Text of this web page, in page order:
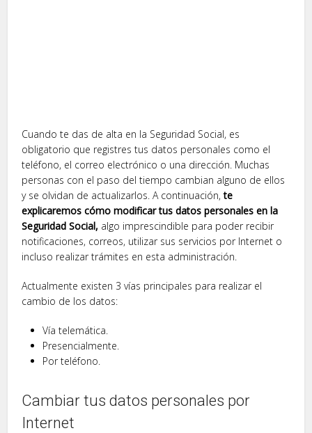
Cuando te das de alta en la Seguridad Social, es
obligatorio que registres tus datos personales como el
teléfono, el correo electrónico o una dirección. Muchas
personas con el paso del tiempo cambian alguno de ellos
y se olvidan de actualizarlos. A continuación,te
explicaremos cómo modificar tus datos personales en la
Seguridad Social, algo imprescindible para poder recibir
notificaciones, correos, utilizar sus servicios por Internet o
incluso realizar trámites en esta administración.
Actualmente existen 3 vías principales para realizar el
cambio de los datos:
Vía telemática.
Presencialmente.
Por teléfono.
Cambiar tus datos personales por
Internet